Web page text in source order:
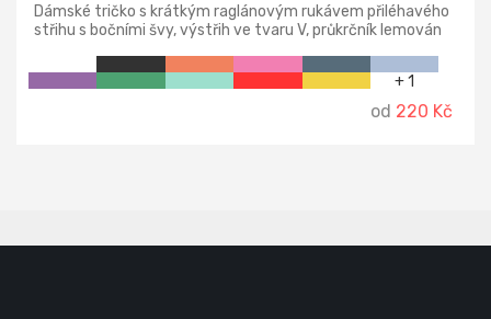
Dámské tričko s krátkým raglánovým rukávem přiléhavého
střihu s bočními švy, výstřih ve tvaru V, průkrčník lemován
+ 1
od 220 Kč